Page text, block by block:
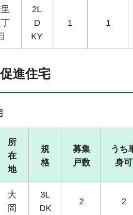
2L
D
KY
1 1
進住宅
所
在
地
規
格
募集
戸数
うち
身可
大
岡
3L
DK
2 2